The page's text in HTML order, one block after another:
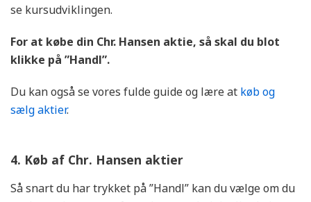
se kursudviklingen.
For at købe din Chr. Hansen aktie, så skal du blot
klikke på ”Handl”.
Du kan også se vores fulde guide og lære at køb og
sælg aktier.
4. Køb af Chr. Hansen aktier
Så snart du har trykket på ”Handl” kan du vælge om du